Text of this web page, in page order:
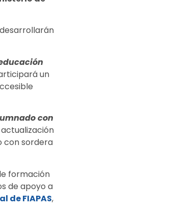
un
con
con sordera
formación
de apoyo a
de FIAPAS,